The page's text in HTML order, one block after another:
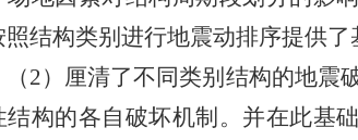
结构类别进行地震动排序提供了
（2）厘清了不同类别结构的地
结构的各自破坏机制。并在此基